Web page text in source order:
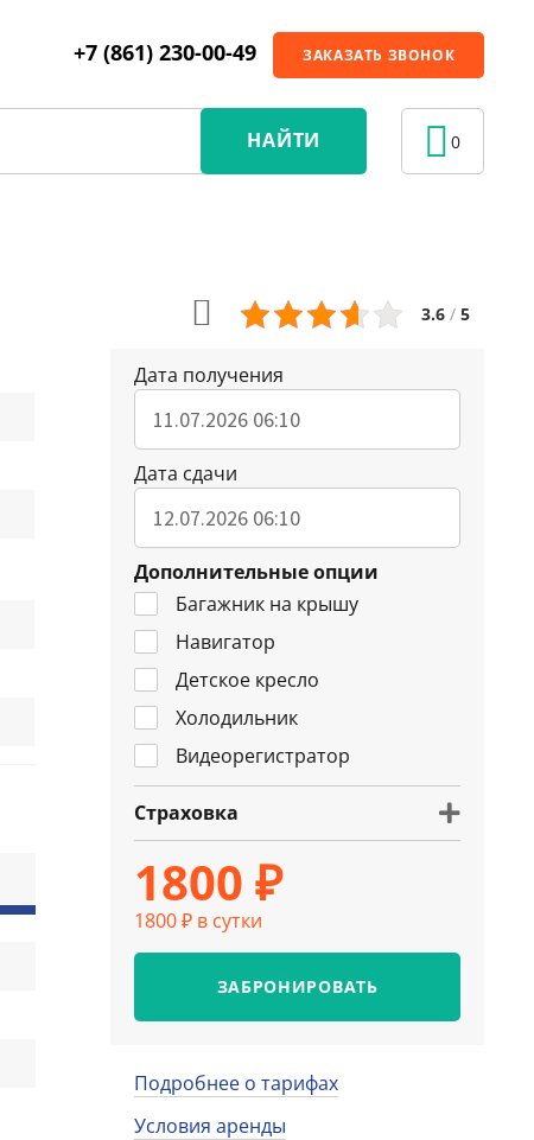
+7 (861) 230-00-49 ЗАКАЗАТЬ ЗВОНОК
НАЙТИ 0
3.6 / 5
Дата получения
Дата сдачи
Дополнительные опции
Багажник на крышу
Навигатор
Детское кресло
Холодильник
Видеорегистратор
Страховка
1800 ₽
1800 ₽ в сутки
ЗАБРОНИРОВАТЬ
Подробнее о тарифах
Условия аренды